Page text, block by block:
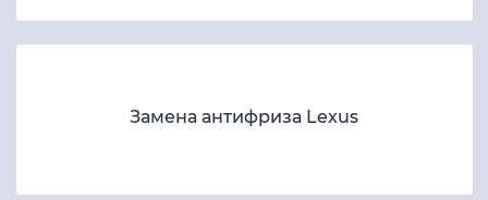
Замена антифриза Lexus